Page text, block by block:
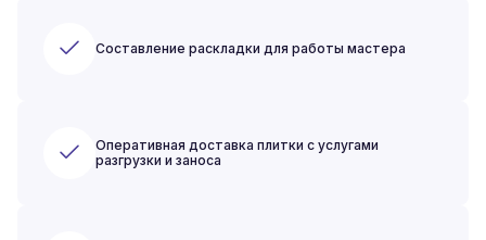
Составление раскладки для работы мастера
Оперативная доставка плитки с услугами
разгрузки и заноса